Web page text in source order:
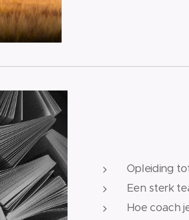
Opleiding
Een sterk
Hoe coach